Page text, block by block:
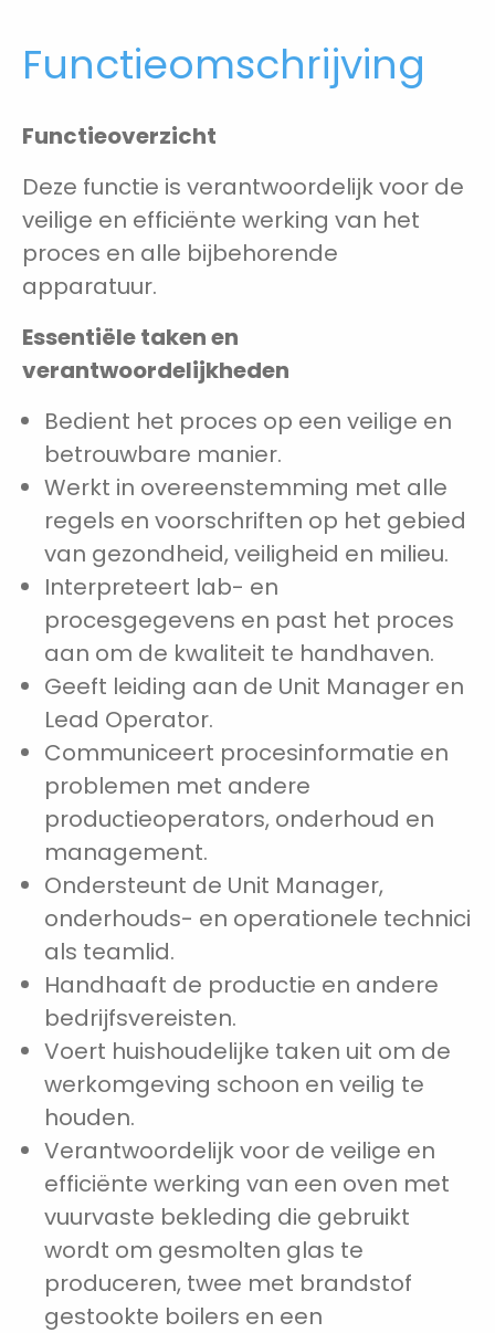
Functieomschrijving
Functieoverzicht
Deze functie is verantwoordelijk voor de
veilige en efficiënte werking van het
proces en alle bijbehorende
apparatuur.
Essentiële taken en
verantwoordelijkheden
Bedient het proces op een veilige en
betrouwbare manier.
Werkt in overeenstemming met alle
regels en voorschriften op het gebied
van gezondheid, veiligheid en milieu.
Interpreteert lab- en
procesgegevens en past het proces
aan om de kwaliteit te handhaven.
Geeft leiding aan de Unit Manager en
Lead Operator.
Communiceert procesinformatie en
problemen met andere
productieoperators, onderhoud en
management.
Ondersteunt de Unit Manager,
onderhouds- en operationele technici
als teamlid.
Handhaaft de productie en andere
bedrijfsvereisten.
Voert huishoudelijke taken uit om de
werkomgeving schoon en veilig te
houden.
Verantwoordelijk voor de veilige en
efficiënte werking van een oven met
vuurvaste bekleding die gebruikt
wordt om gesmolten glas te
produceren, twee met brandstof
gestookte boilers en een